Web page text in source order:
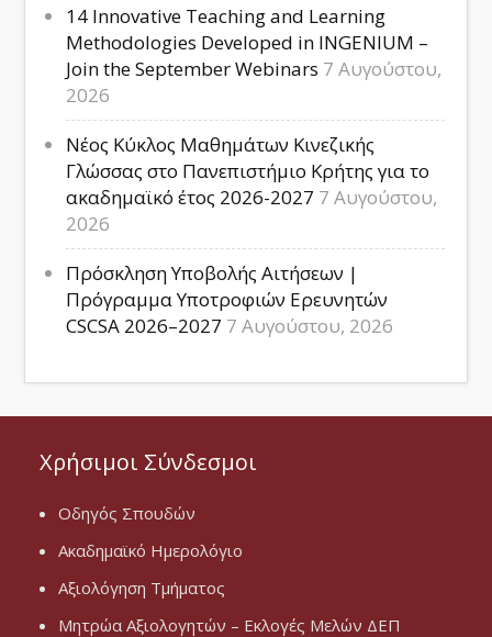
14 Innovative Teaching and Learning
Methodologies Developed in INGENIUM –
Join the September Webinars 7 Αυγούστου,
2026
Νέος Κύκλος Μαθημάτων Κινεζικής
Γλώσσας στο Πανεπιστήμιο Κρήτης για το
ακαδημαϊκό έτος 2026-2027 7 Αυγούστου,
2026
Πρόσκληση Υποβολής Αιτήσεων |
Πρόγραμμα Υποτροφιών Ερευνητών
CSCSA 2026–2027 7 Αυγούστου, 2026
Χρήσιμοι Σύνδεσμοι
Οδηγός Σπουδών
Ακαδημαϊκό Ημερολόγιο
Αξιολόγηση Τμήματος
Μητρώα Αξιολογητών – Εκλογές Μελών ΔΕΠ